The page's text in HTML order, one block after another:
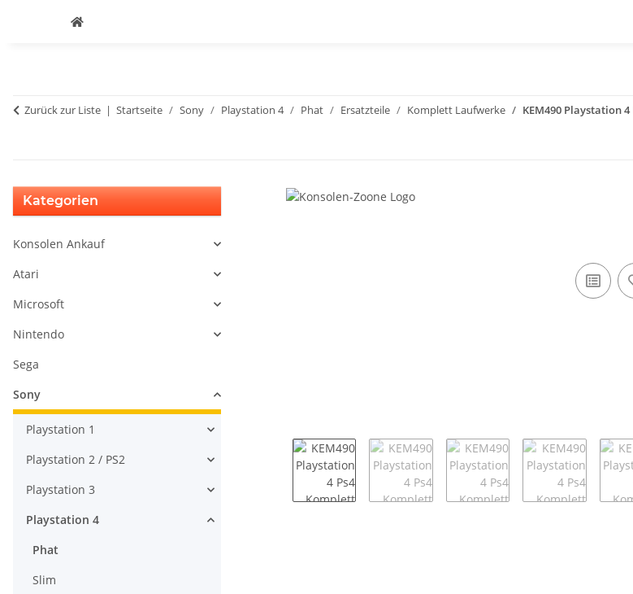
Zurück zur Liste Startseite Sony Playstation 4 Phat Ersatzteile Komplett Laufwerke KEM490 Playstation
Kategorien
Konsolen Ankauf
Atari
Microsoft
Nintendo
Sega
Sony
Playstation 1
Playstation 2 / PS2
Playstation 3
Playstation 4
Phat
Slim